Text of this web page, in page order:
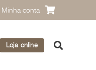
Minha conta
Loja online